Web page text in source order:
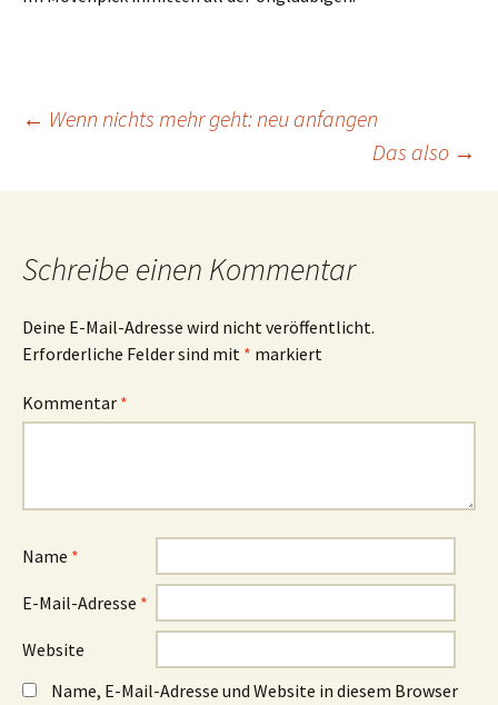
Beitrags-
Navigation
← Wenn nichts mehr geht: neu anfangen
Das also →
Schreibe einen Kommentar
Deine E-Mail-Adresse wird nicht veröffentlicht.
Erforderliche Felder sind mit * markiert
Kommentar *
Name *
E-Mail-Adresse *
Website
Name, E-Mail-Adresse und Website in diesem Browser